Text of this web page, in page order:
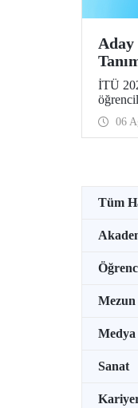
Aday
İTÜ
Günleri
ve
06
Tüm
Mezun
Medya
Sanat